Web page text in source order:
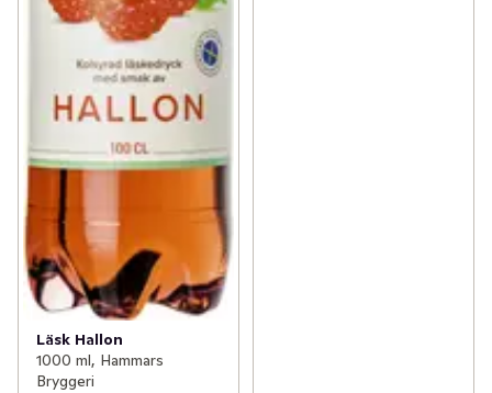
Läsk Hallon
1000 ml, Hammars
Bryggeri